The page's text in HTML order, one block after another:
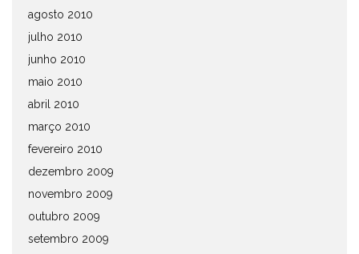
agosto 2010
julho 2010
junho 2010
maio 2010
abril 2010
março 2010
fevereiro 2010
dezembro 2009
novembro 2009
outubro 2009
setembro 2009